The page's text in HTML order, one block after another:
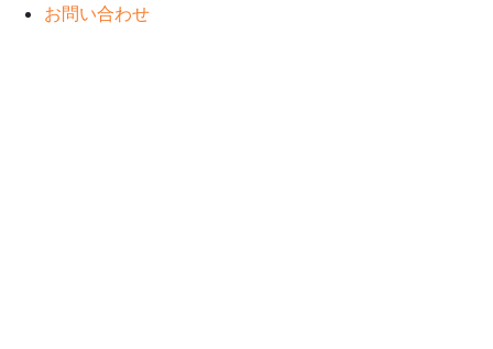
お問い合わせ